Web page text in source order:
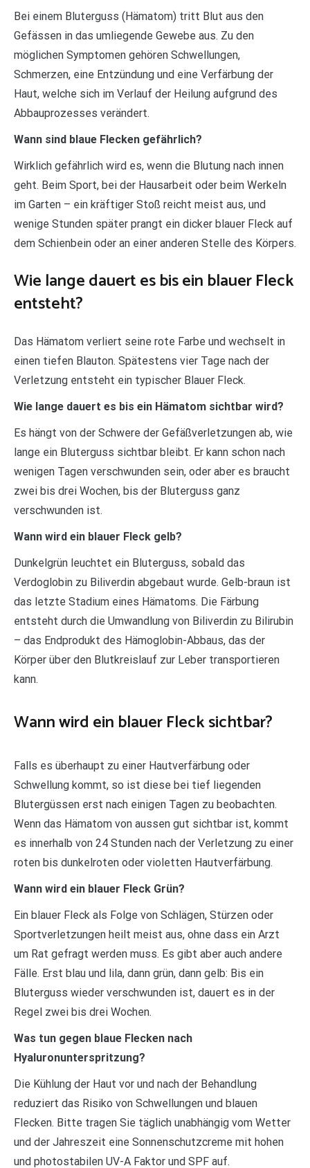
Bei einem Bluterguss (Hämatom) tritt Blut aus den
Gefässen in das umliegende Gewebe aus. Zu den
möglichen Symptomen gehören Schwellungen,
Schmerzen, eine Entzündung und eine Verfärbung der
Haut, welche sich im Verlauf der Heilung aufgrund des
Abbauprozesses verändert.
Wann sind blaue Flecken gefährlich?
Wirklich gefährlich wird es, wenn die Blutung nach innen
geht. Beim Sport, bei der Hausarbeit oder beim Werkeln
im Garten – ein kräftiger Stoß reicht meist aus, und
wenige Stunden später prangt ein dicker blauer Fleck auf
dem Schienbein oder an einer anderen Stelle des Körpers.
Wie lange dauert es bis ein blauer Fleck
entsteht?
Das Hämatom verliert seine rote Farbe und wechselt in
einen tiefen Blauton. Spätestens vier Tage nach der
Verletzung entsteht ein typischer Blauer Fleck.
Wie lange dauert es bis ein Hämatom sichtbar wird?
Es hängt von der Schwere der Gefäßverletzungen ab, wie
lange ein Bluterguss sichtbar bleibt. Er kann schon nach
wenigen Tagen verschwunden sein, oder aber es braucht
zwei bis drei Wochen, bis der Bluterguss ganz
verschwunden ist.
Wann wird ein blauer Fleck gelb?
Dunkelgrün leuchtet ein Bluterguss, sobald das
Verdoglobin zu Biliverdin abgebaut wurde. Gelb-braun ist
das letzte Stadium eines Hämatoms. Die Färbung
entsteht durch die Umwandlung von Biliverdin zu Bilirubin
– das Endprodukt des Hämoglobin-Abbaus, das der
Körper über den Blutkreislauf zur Leber transportieren
kann.
Wann wird ein blauer Fleck sichtbar?
Falls es überhaupt zu einer Hautverfärbung oder
Schwellung kommt, so ist diese bei tief liegenden
Blutergüssen erst nach einigen Tagen zu beobachten.
Wenn das Hämatom von aussen gut sichtbar ist, kommt
es innerhalb von 24 Stunden nach der Verletzung zu einer
roten bis dunkelroten oder violetten Hautverfärbung.
Wann wird ein blauer Fleck Grün?
Ein blauer Fleck als Folge von Schlägen, Stürzen oder
Sportverletzungen heilt meist aus, ohne dass ein Arzt
um Rat gefragt werden muss. Es gibt aber auch andere
Fälle. Erst blau und lila, dann grün, dann gelb: Bis ein
Bluterguss wieder verschwunden ist, dauert es in der
Regel zwei bis drei Wochen.
Was tun gegen blaue Flecken nach
Hyaluronunterspritzung?
Die Kühlung der Haut vor und nach der Behandlung
reduziert das Risiko von Schwellungen und blauen
Flecken. Bitte tragen Sie täglich unabhängig vom Wetter
und der Jahreszeit eine Sonnenschutzcreme mit hohen
und photostabilen UV-A Faktor und SPF auf.